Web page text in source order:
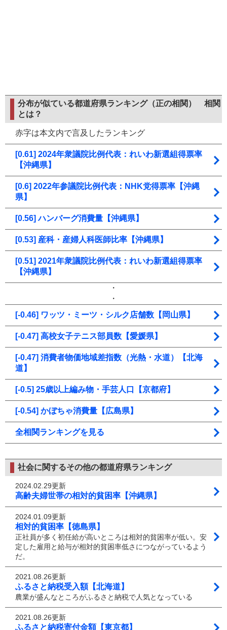
分布が似ている都道府県ランキング（正の相関） 相関
とは？
赤字は本文内で言及したランキング
[0.61] 2024年衆議院比例代表：れいわ新選組得票率
【沖縄県】
[0.6] 2022年参議院比例代表：NHK党得票率【沖縄
県】
[0.56] ハンバーグ消費量【沖縄県】
[0.53] 産科・産婦人科医師比率【沖縄県】
[0.51] 2021年衆議院比例代表：れいわ新選組得票率
【沖縄県】
・
・
[-0.46] ワッツ・ミーツ・シルク店舗数【岡山県】
[-0.47] 高校女子テニス部員数【愛媛県】
[-0.47] 消費者物価地域差指数（光熱・水道）【北海
道】
[-0.5] 25歳以上編み物・手芸人口【京都府】
[-0.54] かぼちゃ消費量【広島県】
全相関ランキングを見る
社会に関するその他の都道府県ランキング
2024.02.29更新
高齢夫婦世帯の相対的貧困率【沖縄県】
2024.01.09更新
相対的貧困率【徳島県】
正社員が多く初任給が高いところは相対的貧困率が低い。安
定した雇用と給与が相対的貧困率低さにつながっているよう
だ。
2021.08.26更新
ふるさと納税受入額【北海道】
農業が盛んなところがふるさと納税で人気となっている
2021.08.26更新
ふるさと納税寄付金額【東京都】